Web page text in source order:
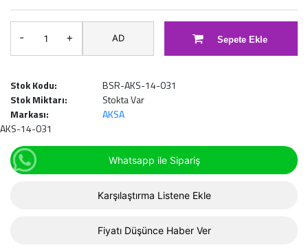
- + AD Sepete Ekle
Stok Kodu:
BSR-AKS-14-031
Stok Miktarı:
Stokta Var
Markası:
AKSA
AKS-14-031
Whatsapp ile Sipariş
Karşılaştırma Listene Ekle
Fiyatı Düşünce Haber Ver